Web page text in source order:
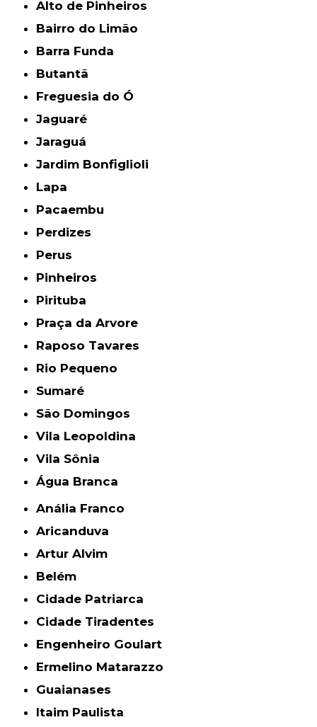
Alto de Pinheiros
Bairro do Limão
Barra Funda
Butantã
Freguesia do Ó
Jaguaré
Jaraguá
Jardim Bonfiglioli
Lapa
Pacaembu
Perdizes
Perus
Pinheiros
Pirituba
Praça da Arvore
Raposo Tavares
Rio Pequeno
Sumaré
São Domingos
Vila Leopoldina
Vila Sônia
Água Branca
Anália Franco
Aricanduva
Artur Alvim
Belém
Cidade Patriarca
Cidade Tiradentes
Engenheiro Goulart
Ermelino Matarazzo
Guaianases
Itaim Paulista